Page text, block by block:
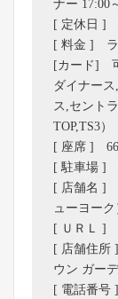
ナー 17:00
[ 定休日 ]
[ 料金 ] ラ
[カード] 可
ダイナー
ス,セント
TOP,TS3）
[ 座席 ] 66
[ 駐車場 ]
[ 店舗名 ]
ューヨーク
[ ＵＲＬ ]
[ 店舗住所
ウン ガー
[ 電話番号